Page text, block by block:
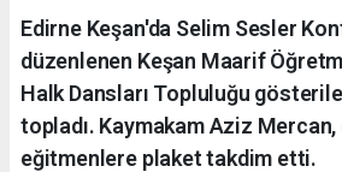
Edirne Keşan'da Selim Sesler
düzenlenen Keşan Maarif
Halk Dansları Topluluğu
topladı. Kaymakam Aziz
eğitmenlere plaket takdim etti.